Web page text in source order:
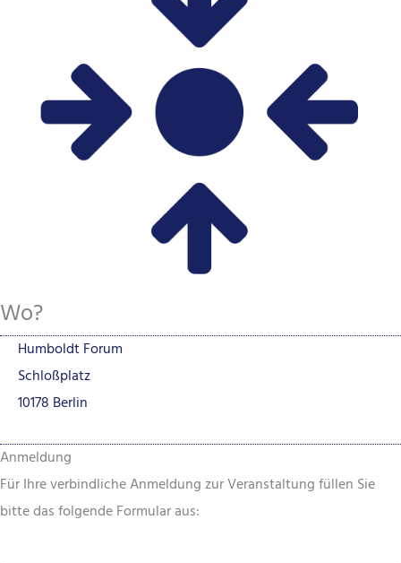
Wo?
Humboldt Forum
Schloßplatz
10178 Berlin
Anmeldung
Für Ihre verbindliche Anmeldung zur Veranstaltung füllen Sie
bitte das folgende Formular aus: